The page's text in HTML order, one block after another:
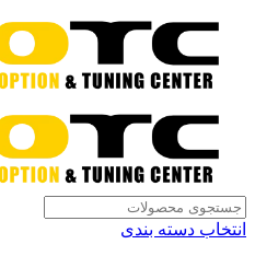
انتخاب دسته بندی